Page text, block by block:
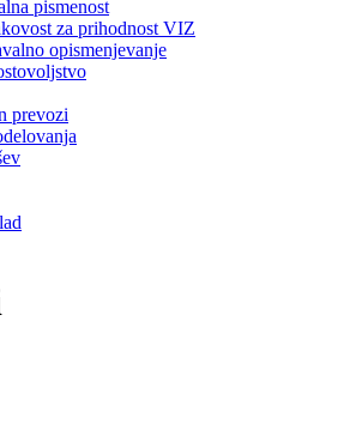
pismenost
za prihodnost VIZ
opismenjevanje
prevozi